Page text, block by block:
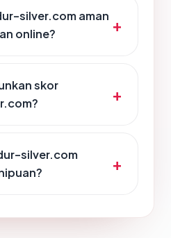
silver.com aman
online?
skor
silver.com